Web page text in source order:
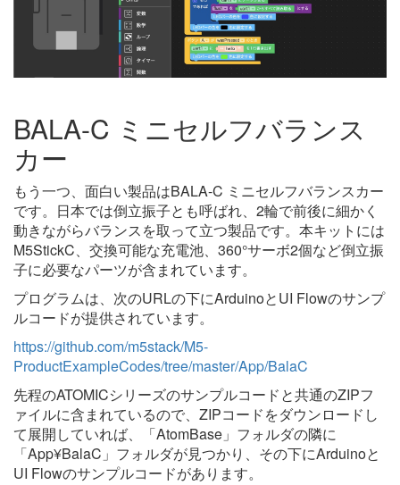
BALA-C ミニセルフバランス
カー
もう一つ、面白い製品はBALA-C ミニセルフバランスカー
です。日本では倒立振子とも呼ばれ、2輪で前後に細かく
動きながらバランスを取って立つ製品です。本キットには
M5StickC、交換可能な充電池、360°サーボ2個など倒立振
子に必要なパーツが含まれています。
プログラムは、次のURLの下にArduinoとUI Flowのサンプ
ルコードが提供されています。
https://github.com/m5stack/M5-
ProductExampleCodes/tree/master/App/BalaC
先程のATOMICシリーズのサンプルコードと共通のZIPフ
ァイルに含まれているので、ZIPコードをダウンロードし
て展開していれば、「AtomBase」フォルダの隣に
「App¥BalaC」フォルダが見つかり、その下にArduinoと
UI Flowのサンプルコードがあります。